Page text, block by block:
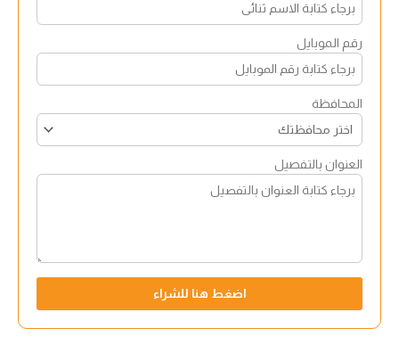
رقم الموبايل
المحافظة
العنوان بالتفصيل
اضغط هنا للشراء